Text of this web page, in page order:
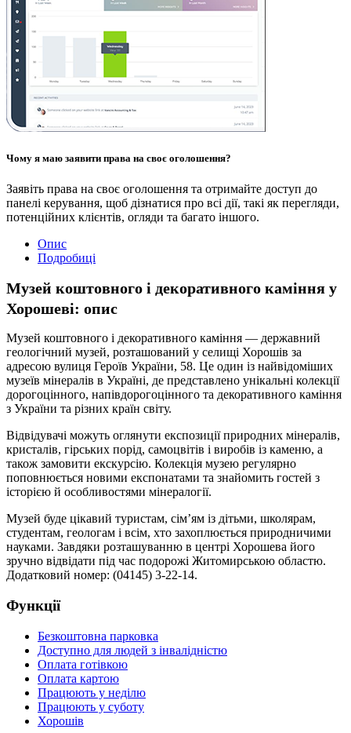
Чому я маю заявити права на своє оголошення?
Заявіть права на своє оголошення та отримайте доступ до
панелі керування, щоб дізнатися про всі дії, такі як перегляди,
потенційних клієнтів, огляди та багато іншого.
Опис
Подробиці
Музей коштовного і декоративного каміння у
Хорошеві: опис
Музей коштовного і декоративного каміння — державний
геологічний музей, розташований у селищі Хорошів за
адресою вулиця Героїв України, 58. Це один із найвідоміших
музеїв мінералів в Україні, де представлено унікальні колекції
дорогоцінного, напівдорогоцінного та декоративного каміння
з України та різних країн світу.
Відвідувачі можуть оглянути експозиції природних мінералів,
кристалів, гірських порід, самоцвітів і виробів із каменю, а
також замовити екскурсію. Колекція музею регулярно
поповнюється новими експонатами та знайомить гостей з
історією й особливостями мінералогії.
Музей буде цікавий туристам, сім’ям із дітьми, школярам,
студентам, геологам і всім, хто захоплюється природничими
науками. Завдяки розташуванню в центрі Хорошева його
зручно відвідати під час подорожі Житомирською областю.
Додатковий номер: (04145) 3-22-14.
Функції
Безкоштовна парковка
Доступно для людей з інвалідністю
Оплата готівкою
Оплата картою
Працюють у неділю
Працюють у суботу
Хорошів